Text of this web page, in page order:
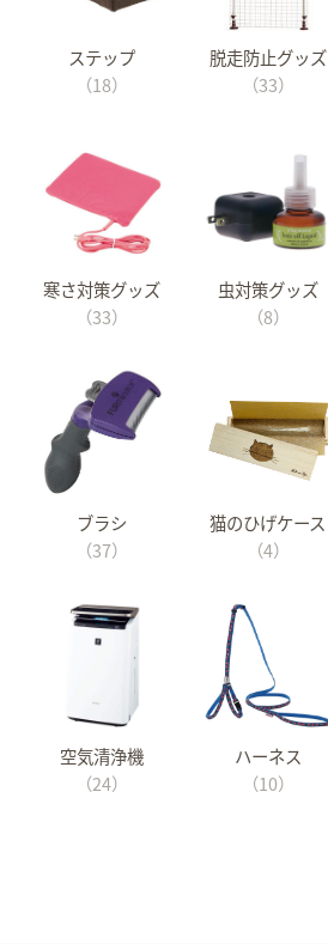
ステップ
（18）
脱走防止グッズ
（33）
寒さ対策グッズ
（33）
虫対策グッズ
（8）
ブラシ
（37）
猫のひげケース
（4）
空気清浄機
（24）
ハーネス
（10）